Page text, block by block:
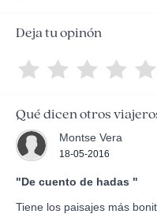
Deja tu opinón
Qué dicen otros
Montse Vera
18-05-2016
"De cuento de hadas "
Tiene los paisajes más